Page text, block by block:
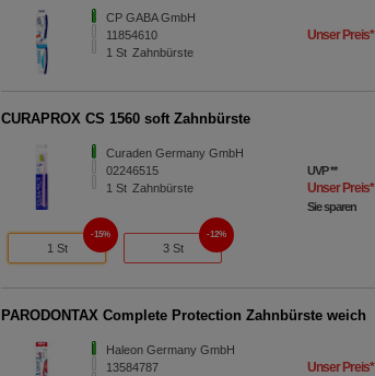
CP GABA GmbH
11854610
1St Zahnbürste
Unser Preis*
CURAPROX CS 1560 soft Zahnbürste
Curaden Germany GmbH
02246515
1St Zahnbürste
UVP**
Unser Preis*
Sie sparen
1 St
15%
3 St
12%
PARODONTAX Complete Protection Zahnbürste weich
Haleon Germany GmbH
13584787
Unser Preis*